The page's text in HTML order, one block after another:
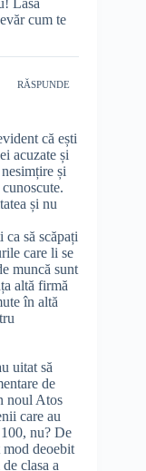
cum te
RĂSPUNDE
că ești
acuzate și
și
și nu
ca să scăpați
care li se
muncă sunt
altă firmă
în altă
uitat să
de
noul Atos
care au
nu? De
deoebit
clasa a